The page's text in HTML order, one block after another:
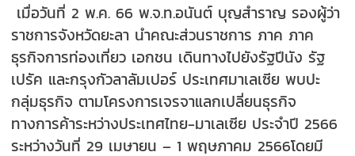
เมื่อวันที่ 2 พ.ค. 66 พ.จ.ท.อนันต์ บุญสำราญ รองผู้ว่า
ราชการจังหวัดยะลา นำคณะส่วนราชการ ภาค ภาค
ธุรกิจการท่องเที่ยว เอกชน เดินทางไปยังรัฐปีนัง รัฐ
เปรัค และกรุงกัวลาลัมเปอร์ ประเทศมาเลเซีย พบปะ
กลุ่มธุรกิจ ตามโครงการเจรจาแลกเปลี่ยนธุรกิจ
ทางการค้าระหว่างประเทศไทย-มาเลเซีย ประจำปี 2566
ระหว่างวันที่ 29 เมษายน – 1 พฤษภาคม 2566โดยมี